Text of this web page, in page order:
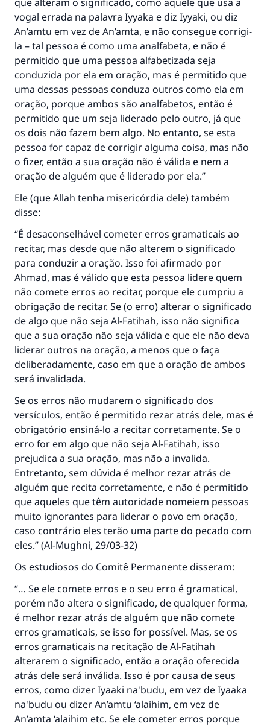
vogal errada na palavra Iyyaka e diz Iyyaki, ou diz
An’amtu em vez de An’amta, e não consegue corrigi-
la – tal pessoa é como uma analfabeta, e não é
permitido que uma pessoa alfabetizada seja
conduzida por ela em oração, mas é permitido que
uma dessas pessoas conduza outros como ela em
oração, porque ambos são analfabetos, então é
permitido que um seja liderado pelo outro, já que
os dois não fazem bem algo. No entanto, se esta
pessoa for capaz de corrigir alguma coisa, mas não
o fizer, então a sua oração não é válida e nem a
oração de alguém que é liderado por ela.”
Ele (que Allah tenha misericórdia dele) também
disse:
“É desaconselhável cometer erros gramaticais ao
recitar, mas desde que não alterem o significado
para conduzir a oração. Isso foi afirmado por
Ahmad, mas é válido que esta pessoa lidere quem
não comete erros ao recitar, porque ele cumpriu a
obrigação de recitar. Se (o erro) alterar o significado
de algo que não seja Al-Fatihah, isso não significa
que a sua oração não seja válida e que ele não deva
liderar outros na oração, a menos que o faça
deliberadamente, caso em que a oração de ambos
será invalidada.
Se os erros não mudarem o significado dos
versículos, então é permitido rezar atrás dele, mas é
obrigatório ensiná-lo a recitar corretamente. Se o
erro for em algo que não seja Al-Fatihah, isso
prejudica a sua oração, mas não a invalida.
Entretanto, sem dúvida é melhor rezar atrás de
alguém que recita corretamente, e não é permitido
que aqueles que têm autoridade nomeiem pessoas
muito ignorantes para liderar o povo em oração,
caso contrário eles terão uma parte do pecado com
eles.” (Al-Mughni, 29/03-32)
Os estudiosos do Comitê Permanente disseram:
“… Se ele comete erros e o seu erro é gramatical,
porém não altera o significado, de qualquer forma,
é melhor rezar atrás de alguém que não comete
erros gramaticais, se isso for possível. Mas, se os
erros gramaticais na recitação de Al-Fatihah
alterarem o significado, então a oração oferecida
atrás dele será inválida. Isso é por causa de seus
erros, como dizer Iyaaki na'budu, em vez de Iyaaka
na'budu ou dizer An’amtu ‘alaihim, em vez de
An’amta ‘alaihim etc. Se ele cometer erros porque
A resposta n° 110845 salvou um
casamento.
Ajude-nos a responder à Ummah
O Profeta ﷺ disse,
"Quem quer que incentive outros a fazer o
que é bom receberá a mesma recompensa
que aqueles que o fazem."
(MUSLIM, 1893)
CONTRIBUIR